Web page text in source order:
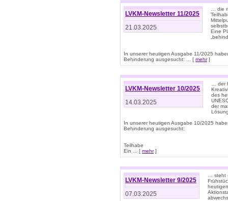
LVKM-Newsletter 11/2025
21.03.2025
… die
Eine
In unserer heutigen Ausgabe 11/2025
Behinderung ausgesucht: ... [ mehr]
LVKM-Newsletter 10/2025
14.03.2025
… der
des
der
In unserer heutigen Ausgabe 10/2025
Behinderung ausgesucht:
Teilhabe
Ein ... [ mehr]
LVKM-Newsletter 9/2025
07.03.2025
… steht